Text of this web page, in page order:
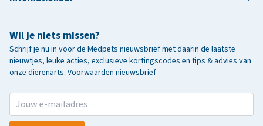
Wil je niets missen?
Schrijf je nu in voor de Medpets nieuwsbrief met daarin de laatste
nieuwtjes, leuke acties, exclusieve kortingscodes en tips & advies van
onze dierenarts. Voorwaarden nieuwsbrief